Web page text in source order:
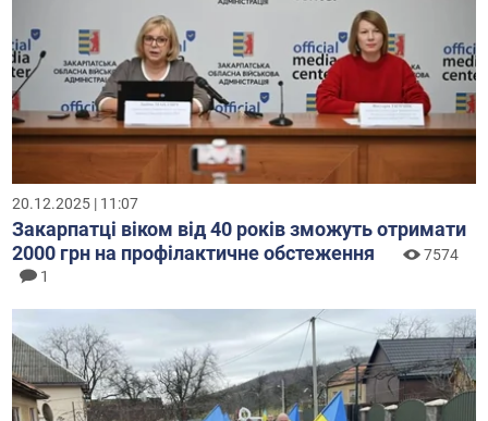
20.12.2025 | 11:07
Закарпатці віком від 40 років зможуть отримати
2000 грн на профілактичне обстеження
7574
1